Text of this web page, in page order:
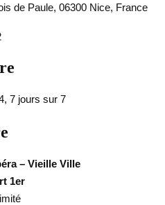
de Paule, 06300 Nice, France
7 jours sur 7
– Vieille Ville
1er